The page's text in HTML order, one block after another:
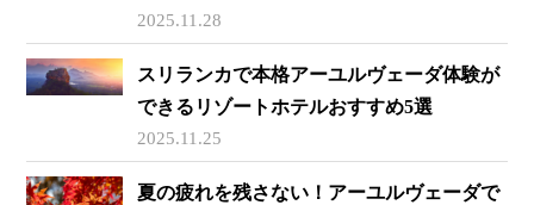
2025.11.28
スリランカで本格アーユルヴェーダ体験が
できるリゾートホテルおすすめ5選
2025.11.25
夏の疲れを残さない！アーユルヴェーダで